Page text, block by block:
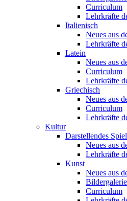
Curriculum
Lehrkräfte
Italienisch
Neues aus
Lehrkräfte
Latein
Neues aus
Curriculum
Lehrkräfte
Griechisch
Neues aus
Curriculum
Lehrkräfte
Kultur
Darstellendes Spiel
Neues aus
Lehrkräfte
Kunst
Neues aus
Curriculum